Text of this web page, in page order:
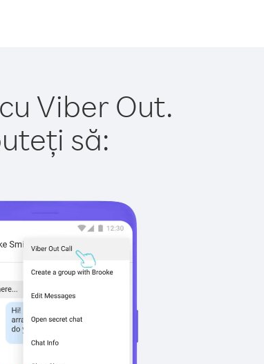
Viber Out.
să: